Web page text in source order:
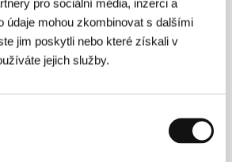
pro sociální média, inzerci a
údaje mohou zkombinovat s dalšími
jim poskytli nebo které získali v
jejich služby.